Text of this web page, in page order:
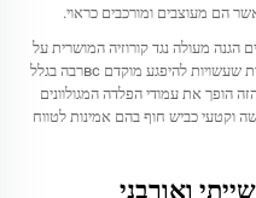
הגנה מעולה נגד קורוזיה המושרית על
ידי כלורידים, בהשוואה למערכות ציפוי אורגניות שעשויות להיפגע מוקדם всרבה בגלל
הופך את עמודי הפלדה המגולוונים
וקטעי כביש חוף בהם אמינות לטווח